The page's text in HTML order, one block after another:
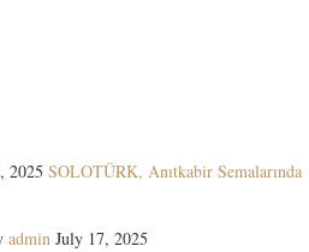
2025 SOLOTÜRK, Anıtkabir Semalarında
admin July 17, 2025